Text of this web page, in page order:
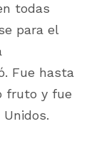
todas
para el
Fue hasta
fruto y fue